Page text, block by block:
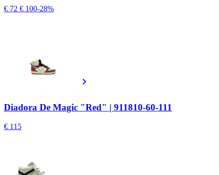
€ 72 € 100-28%
Diadora De Magic "Red" | 911810-60-111
€ 115